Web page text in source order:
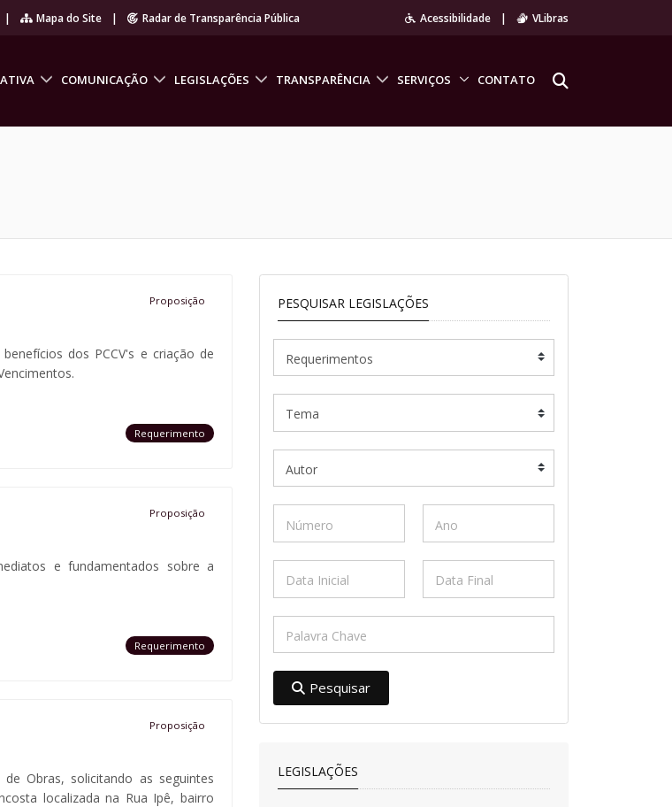
| Mapa do Site | Radar de Transparência Pública Acessibilidade | VLibras
COMUNICAÇÃO LEGISLAÇÕES TRANSPARÊNCIA SERVIÇOS CONTATO
Proposição
dos PCCV's e criação de
Requerimento
Proposição
e fundamentados sobre a
Requerimento
Proposição
Obras, solicitando as seguintes
localizada na Rua Ipê, bairro
PESQUISAR LEGISLAÇÕES
Pesquisar
LEGISLAÇÕES